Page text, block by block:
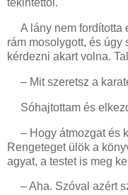
tekintettől.
A lány nem fordította
rám mosolygott, és úgy
kérdezni akart volna.
– Mit szeretsz a
Sóhajtottam és
– Hogy átmozgat és
Rengeteget ülök a
agyat, a testet is meg
– Aha. Szóval azért